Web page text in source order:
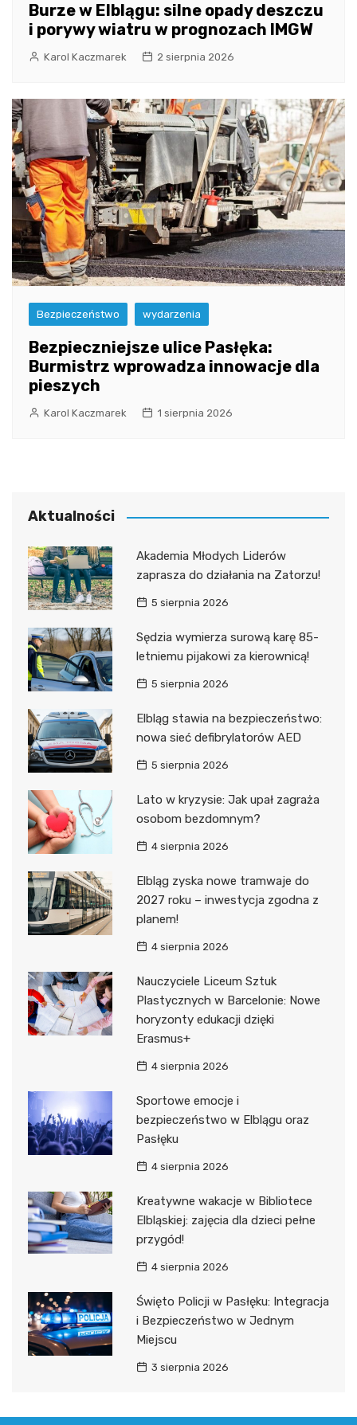
Burze w Elblągu: silne opady deszczu
i porywy wiatru w prognozach IMGW
Karol Kaczmarek 2 sierpnia 2026
Bezpieczeństwo wydarzenia
Bezpieczniejsze ulice Pasłęka:
Burmistrz wprowadza innowacje dla
pieszych
Karol Kaczmarek 1 sierpnia 2026
Aktualności
Akademia Młodych Liderów
zaprasza do działania na Zatorzu!
5 sierpnia 2026
Sędzia wymierza surową karę 85-
letniemu pijakowi za kierownicą!
5 sierpnia 2026
Elbląg stawia na bezpieczeństwo:
nowa sieć defibrylatorów AED
5 sierpnia 2026
Lato w kryzysie: Jak upał zagraża
osobom bezdomnym?
4 sierpnia 2026
Elbląg zyska nowe tramwaje do
2027 roku – inwestycja zgodna z
planem!
4 sierpnia 2026
Nauczyciele Liceum Sztuk
Plastycznych w Barcelonie: Nowe
horyzonty edukacji dzięki
Erasmus+
4 sierpnia 2026
Sportowe emocje i
bezpieczeństwo w Elblągu oraz
Pasłęku
4 sierpnia 2026
Kreatywne wakacje w Bibliotece
Elbląskiej: zajęcia dla dzieci pełne
przygód!
4 sierpnia 2026
Święto Policji w Pasłęku: Integracja
i Bezpieczeństwo w Jednym
Miejscu
3 sierpnia 2026